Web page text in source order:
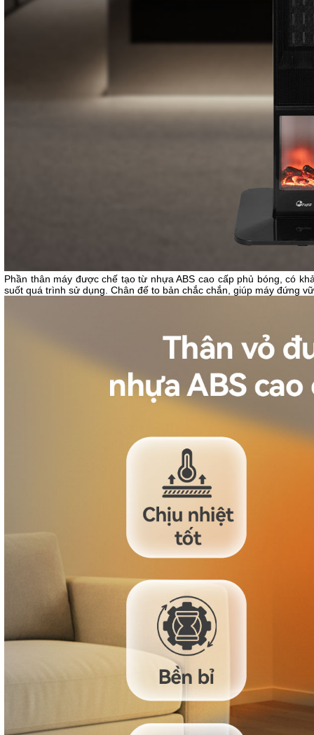
Phần thân máy được chế tạo từ nhựa ABS cao cấp phủ bóng, có
suốt quá trình sử dụng. Chân đế to bản chắc chắn, giúp máy đứng